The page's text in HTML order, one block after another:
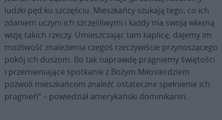
ludzki pęd ku szczęściu. Mieszkańcy szukają tego, co ich
zdaniem uczyni ich szczęśliwymi i każdy ma swoją własną
wizję takich rzeczy. Umieszczając tam kaplicę, dajemy im
możliwość znalezienia czegoś rzeczywiście przynoszącego
pokój ich duszom. Bo tak naprawdę pragniemy świętości
i przemieniające spotkanie z Bożym Miłosierdziem
pozwoli mieszkańcom znaleźć ostateczne spełnienie ich
pragnień“ – powiedział amerykański dominikanin.